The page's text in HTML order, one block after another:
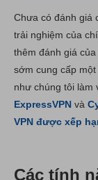
Tính năng chính
Cài đặt & Ứng
Độ tin cậy và
Chưa có đánh giá
trải nghiệm của
thêm đánh giá
sớm cung cấp
như chúng tôi làm
ExpressVPN và
VPN được xếp
Các tính